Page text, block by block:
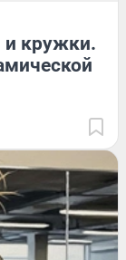
и кружки.